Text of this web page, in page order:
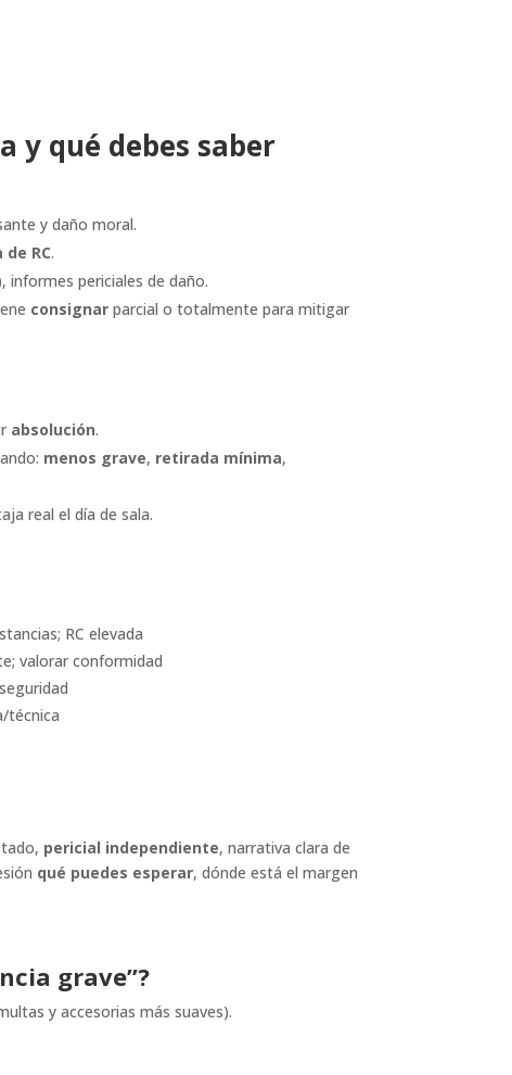
y qué debes saber
y daño moral.
de RC.
periciales de daño.
consignar parcial o totalmente para mitigar
absolución.
menos grave, retirada mínima,
real el día de sala.
RC elevada
valorar conformidad
técnica
pericial independiente, narrativa clara de
qué puedes esperar, dónde está el margen
grave”?
y accesorias más suaves).